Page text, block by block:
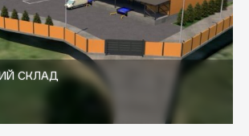
СКЛАД